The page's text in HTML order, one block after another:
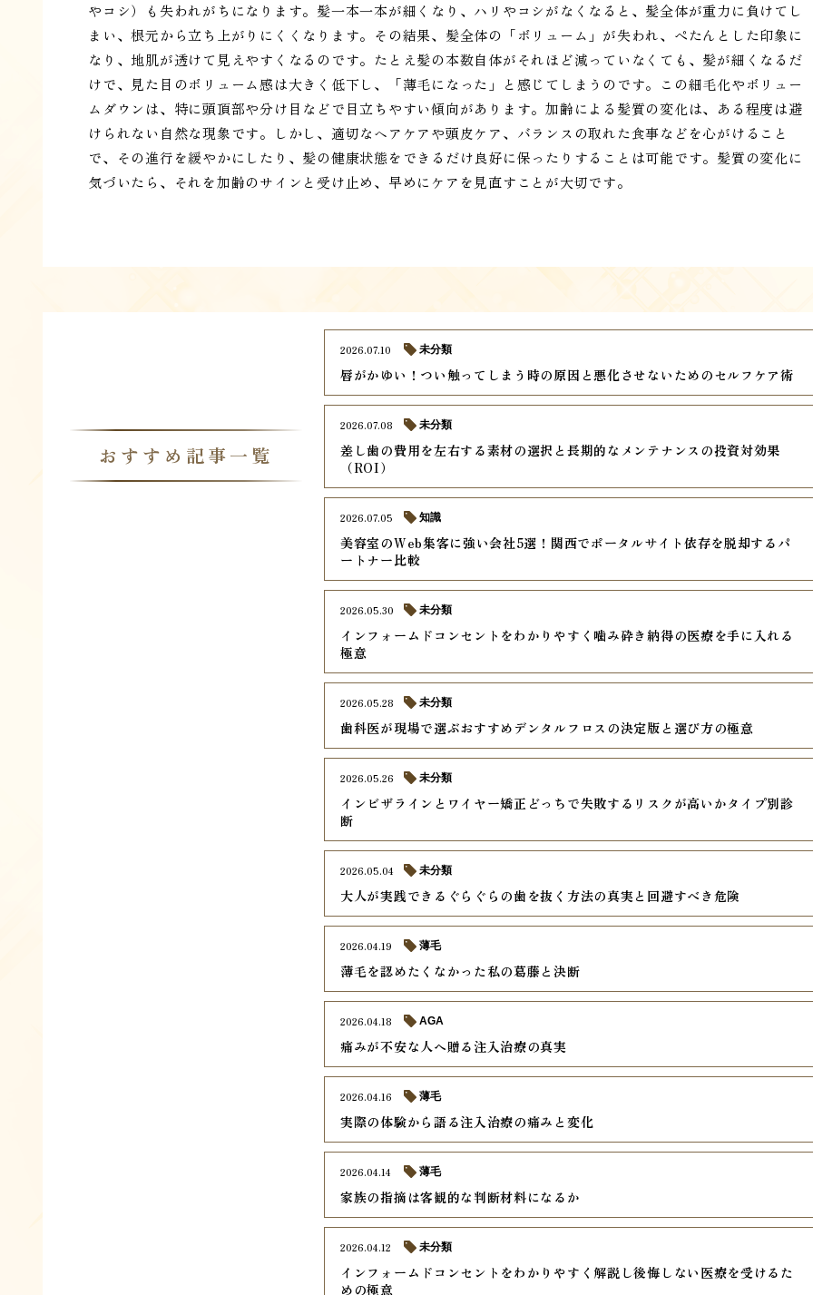
やコシ）も失われがちになります。髪一本一本が細くなり、ハリやコシがなくなると、髪全体が重力に負けてし
まい、根元から立ち上がりにくくなります。その結果、髪全体の「ボリューム」が失われ、ぺたんとした印象に
なり、地肌が透けて見えやすくなるのです。たとえ髪の本数自体がそれほど減っていなくても、髪が細くなるだ
けで、見た目のボリューム感は大きく低下し、「薄毛になった」と感じてしまうのです。この細毛化やボリュー
ムダウンは、特に頭頂部や分け目などで目立ちやすい傾向があります。加齢による髪質の変化は、ある程度は避
けられない自然な現象です。しかし、適切なヘアケアや頭皮ケア、バランスの取れた食事などを心がけること
で、その進行を緩やかにしたり、髪の健康状態をできるだけ良好に保ったりすることは可能です。髪質の変化に
気づいたら、それを加齢のサインと受け止め、早めにケアを見直すことが大切です。
おすすめ記事一覧
唇がかゆい！つい触ってしまう時の原因と悪化させないためのセルフケア術
2026.07.10 未分類
差し歯の費用を左右する素材の選択と長期的なメンテナンスの投資対効果
（ROI）
2026.07.08 未分類
美容室のWeb集客に強い会社5選！関西でポータルサイト依存を脱却するパ
ートナー比較
2026.07.05 知識
インフォームドコンセントをわかりやすく噛み砕き納得の医療を手に入れる
極意
2026.05.30 未分類
歯科医が現場で選ぶおすすめデンタルフロスの決定版と選び方の極意
2026.05.28 未分類
インビザラインとワイヤー矯正どっちで失敗するリスクが高いかタイプ別診
断
2026.05.26 未分類
大人が実践できるぐらぐらの歯を抜く方法の真実と回避すべき危険
2026.05.04 未分類
薄毛を認めたくなかった私の葛藤と決断
2026.04.19 薄毛
痛みが不安な人へ贈る注入治療の真実
2026.04.18 AGA
実際の体験から語る注入治療の痛みと変化
2026.04.16 薄毛
家族の指摘は客観的な判断材料になるか
2026.04.14 薄毛
インフォームドコンセントをわかりやすく解説し後悔しない医療を受けるた
めの極意
2026.04.12 未分類